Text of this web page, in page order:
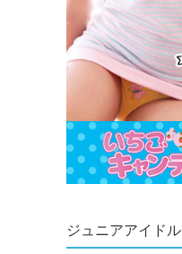
ジュニアアイドル